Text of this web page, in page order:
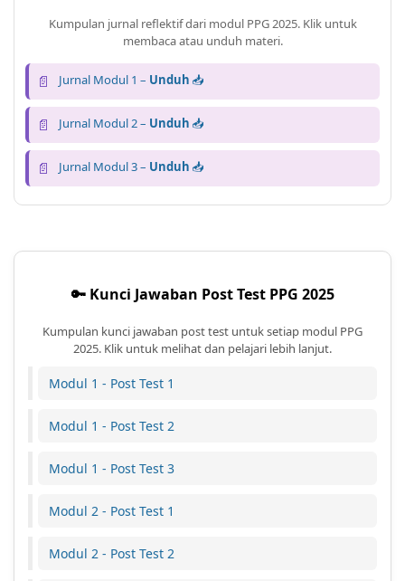
Kumpulan jurnal reflektif dari modul PPG 2025. Klik untuk
membaca atau unduh materi.
📄 Jurnal Modul 1 – Unduh 📥
📄 Jurnal Modul 2 – Unduh 📥
📄 Jurnal Modul 3 – Unduh 📥
🔑 Kunci Jawaban Post Test PPG 2025
Kumpulan kunci jawaban post test untuk setiap modul PPG
2025. Klik untuk melihat dan pelajari lebih lanjut.
Modul 1 - Post Test 1
Modul 1 - Post Test 2
Modul 1 - Post Test 3
Modul 2 - Post Test 1
Modul 2 - Post Test 2